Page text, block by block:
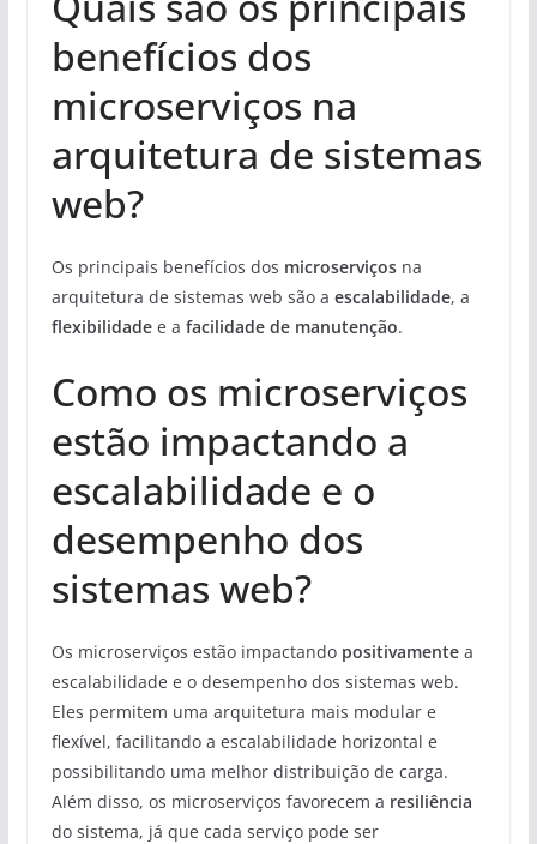
benefícios dos
microserviços na
arquitetura de sistemas
web?
Os principais benefícios dos microserviçosna
arquitetura de sistemas web são a escalabilidade, a
flexibilidadee a facilidade de manutenção.
Como os microserviços
estão impactando a
escalabilidade e o
desempenho dos
sistemas web?
Os microserviços estão impactando positivamentea
escalabilidade e o desempenho dos sistemas web.
Eles permitem uma arquitetura mais modular e
flexível, facilitando a escalabilidade horizontal e
possibilitando uma melhor distribuição de carga.
Além disso, os microserviços favorecem a resiliência
do sistema, já que cada serviço pode ser